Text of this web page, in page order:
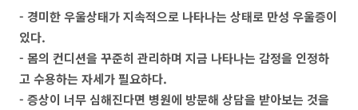
- 경미한 우울상태가 지속적으로 나타나는 상태로 만성 우울증이
있다.
- 몸의 컨디션을 꾸준히 관리하며 지금 나타나는 감정을 인정하
고 수용하는 자세가 필요하다.
- 증상이 너무 심해진다면 병원에 방문해 상담을 받아보는 것을